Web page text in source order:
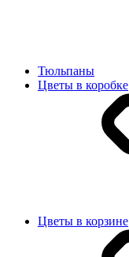
Тюльпаны
Цветы в коробке
Цветы в корзине